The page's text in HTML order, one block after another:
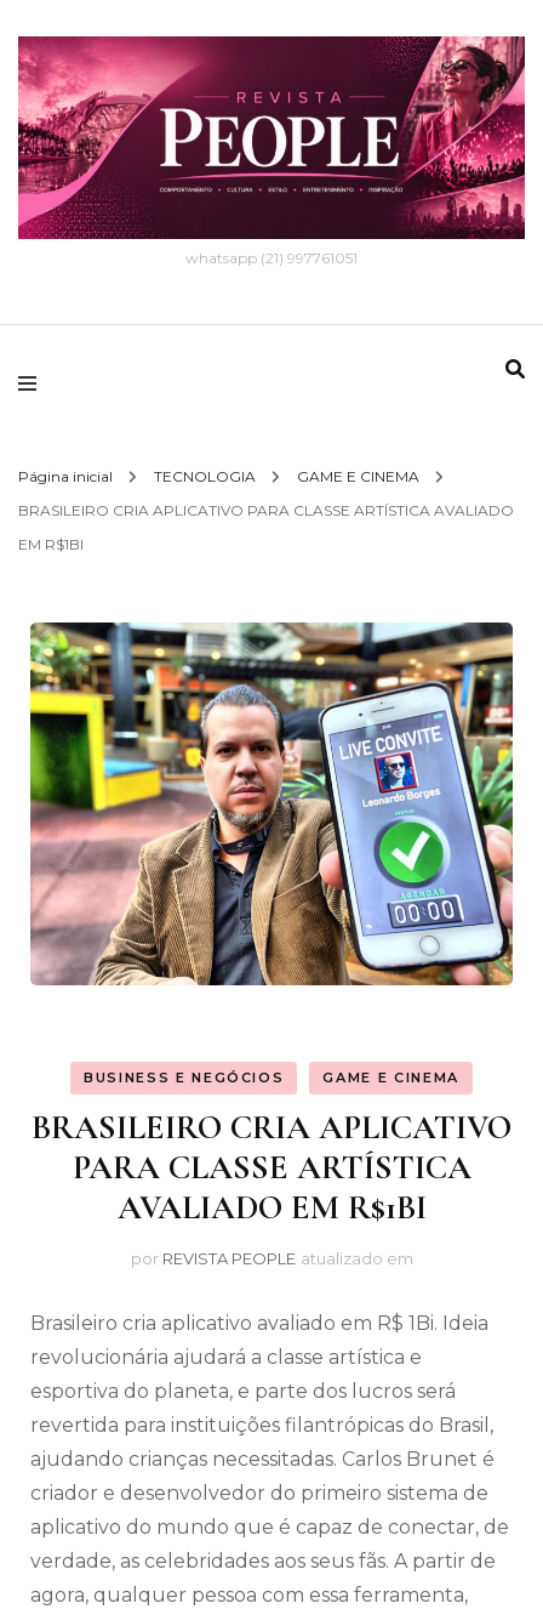
whatsapp (21) 997761051
Página inicial TECNOLOGIA
GAME E CINEMA
BRASILEIRO CRIA APLICATIVO PARA CLASSE ARTÍSTICA AVALIADO
EM R$1BI
BUSINESS E NEGÓCIOS GAME E CINEMA
BRASILEIRO CRIA APLICATIVO
PARA CLASSE ARTÍSTICA
AVALIADO EM R$1BI
por REVISTA PEOPLE atualizado em
Brasileiro cria aplicativo avaliado em R$ 1Bi. Ideia
revolucionária ajudará a classe artística e
esportiva do planeta, e parte dos lucros será
revertida para instituições filantrópicas do Brasil,
ajudando crianças necessitadas. Carlos Brunet é
criador e desenvolvedor do primeiro sistema de
aplicativo do mundo que é capaz de conectar, de
verdade, as celebridades aos seus fãs. A partir de
agora, qualquer pessoa com essa ferramenta,